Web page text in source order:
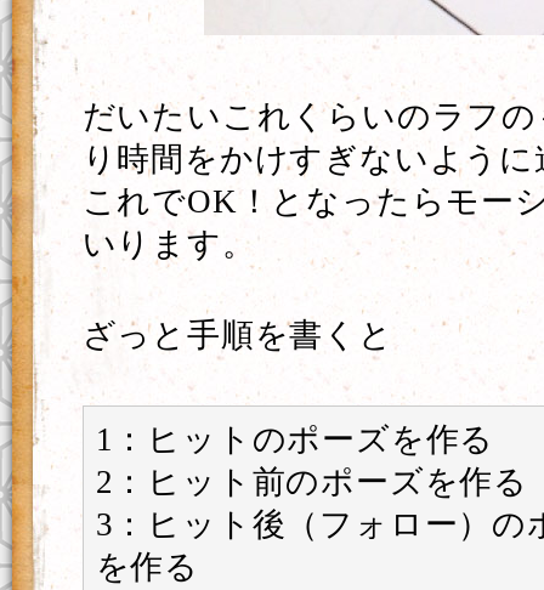
だいたいこれくらいのラフ
り時間をかけすぎないよう
これでOK！となったらモー
いります。
ざっと手順を書くと
1：ヒットのポーズを作る
2：ヒット前のポーズを作る
3：ヒット後（フォロー）の
を作る